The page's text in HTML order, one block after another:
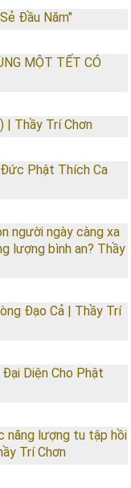
Đầu Năm"
MỘT TẾT CÓ
| Thầy Trí Chơn
Phật Thích Ca
người ngày càng xa
lượng bình an? Thầy
Đạo Cả | Thầy Trí
Diện Cho Phật
năng lượng tu tập hồi
Trí Chơn